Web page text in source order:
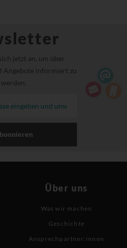
jetzt an, um über
Angebote informiert zu
werden.
Über uns
Was wir machen
Geschichte
Ansprechpartner:innen